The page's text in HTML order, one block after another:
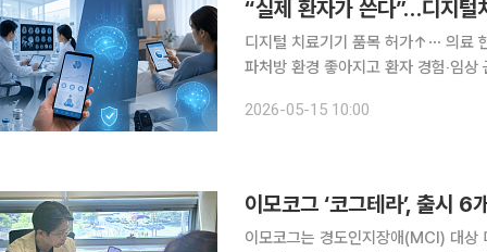
디지털 치료기기 품목 허가↑⋯ 의료
파처방 환경 좋아지고 환자 경험‧임상 근거 축적 이유 국내 디지털 치
영역을 중심으로 처방 사례가 늘어나
2026-05-15 10:00
이모코그 ‘코그테라’, 출시
이모코그는 경도인지장애(MCI) 대상